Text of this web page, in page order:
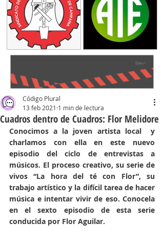
Cuadros dentro de Cuadros: Flor Melidore
Código Plural
13 feb 2021 1 min de lectura
Conocimos a la joven artista local  y
charlamos con ella en este nuevo
episodio del ciclo de entrevistas a
músicos. El proceso creativo, su serie de
vivos “La hora del té con Flor”, su
trabajo artístico y la difícil tarea de hacer
música e intentar vivir de eso. Conocela
en el sexto episodio de esta serie
conducida por Flor Aguilar.